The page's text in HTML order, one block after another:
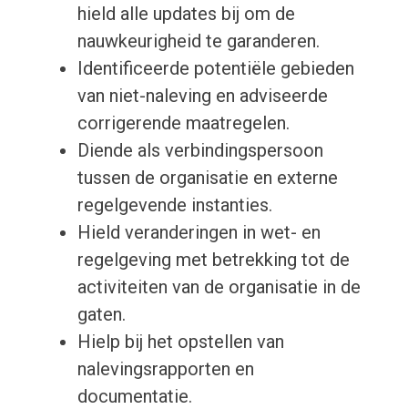
hield alle updates bij om de
nauwkeurigheid te garanderen.
Identificeerde potentiële gebieden
van niet-naleving en adviseerde
corrigerende maatregelen.
Diende als verbindingspersoon
tussen de organisatie en externe
regelgevende instanties.
Hield veranderingen in wet- en
regelgeving met betrekking tot de
activiteiten van de organisatie in de
gaten.
Hielp bij het opstellen van
nalevingsrapporten en
documentatie.